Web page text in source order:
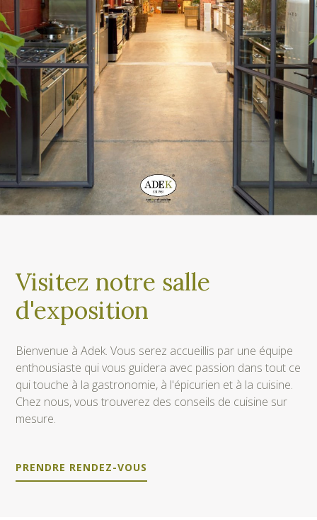
Visitez notre salle
d'exposition
Bienvenue à Adek. Vous serez accueillis par une équipe
enthousiaste qui vous guidera avec passion dans tout ce
qui touche à la gastronomie, à l'épicurien et à la cuisine.
Chez nous, vous trouverez des conseils de cuisine sur
mesure.
PRENDRE RENDEZ-VOUS